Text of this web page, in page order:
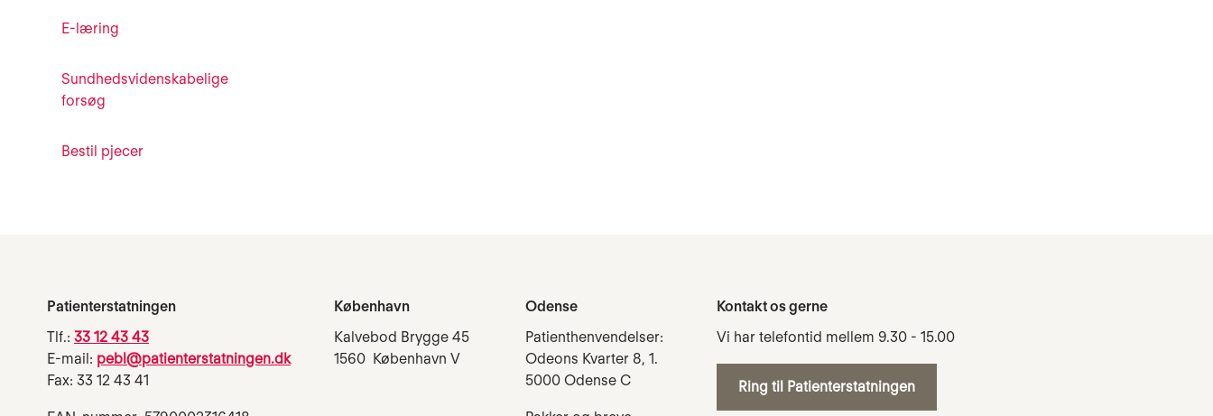
E-læring
Sundhedsvidenskabelige
forsøg
Bestil pjecer
Patienterstatningen
Tlf.: 33 12 43 43
E-mail: pebl@patienterstatningen.dk
Fax: 33 12 43 41
København
Kalvebod Brygge 45
1560 København V
Odense
Patienthenvendelser:
Odeons Kvarter 8, 1.
5000 Odense C
Kontakt os gerne
Vi har telefontid mellem 9.30 - 15.00
Ring til Patienterstatningen